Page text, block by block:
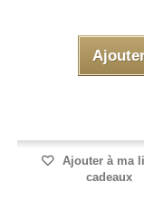
Ajouter à ma
cadeaux